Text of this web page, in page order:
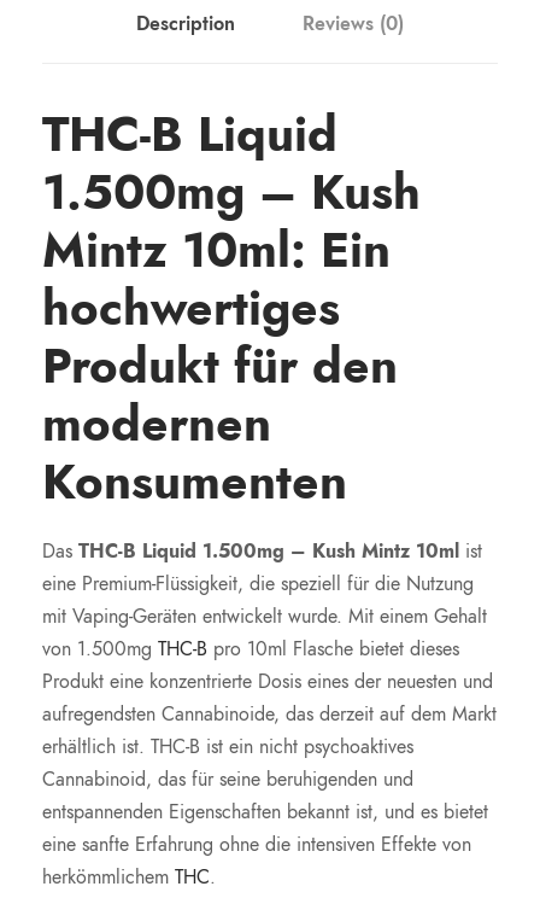
Description Reviews (0)
THC-B Liquid
1.500mg – Kush
Mintz 10ml: Ein
hochwertiges
Produkt für den
modernen
Konsumenten
Das THC-B Liquid 1.500mg – Kush Mintz 10ml ist
eine Premium-Flüssigkeit, die speziell für die Nutzung
mit Vaping-Geräten entwickelt wurde. Mit einem Gehalt
von 1.500mg THC-B pro 10ml Flasche bietet dieses
Produkt eine konzentrierte Dosis eines der neuesten und
aufregendsten Cannabinoide, das derzeit auf dem Markt
erhältlich ist. THC-B ist ein nicht psychoaktives
Cannabinoid, das für seine beruhigenden und
entspannenden Eigenschaften bekannt ist, und es bietet
eine sanfte Erfahrung ohne die intensiven Effekte von
herkömmlichem THC.